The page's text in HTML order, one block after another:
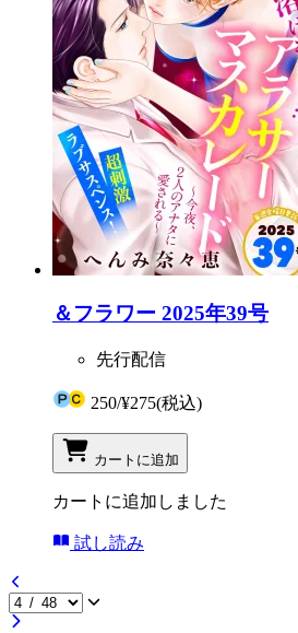
＆フラワー 2025年39号
先行配信
250/¥275(税込)
カートに追加
カートに追加しました
試し読み